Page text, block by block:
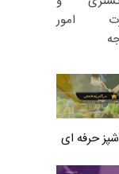
امور
حرفه ای